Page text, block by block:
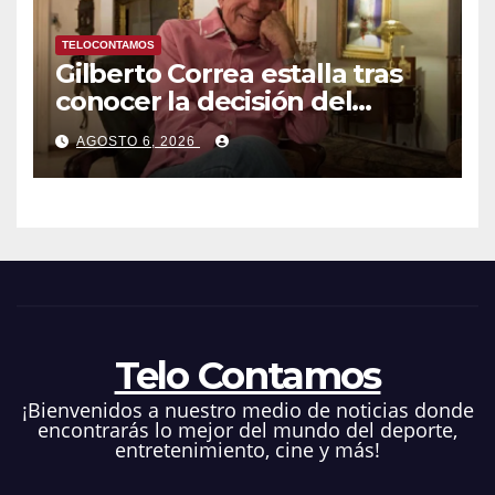
TELOCONTAMOS
Gilberto Correa estalla tras
conocer la decisión del
tribunal en su caso
AGOSTO 6, 2026
Telo Contamos
¡Bienvenidos a nuestro medio de noticias donde
encontrarás lo mejor del mundo del deporte,
entretenimiento, cine y más!